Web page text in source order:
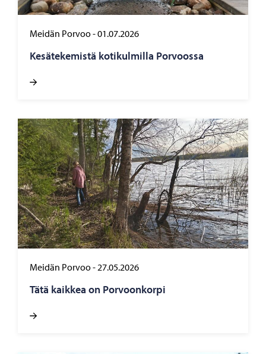
Meidän Porvoo-01.07.2026
Ke­sä­te­ke­mis­tä ko­ti­kul­mil­la Por­voos­sa
Meidän Porvoo-27.05.2026
Tätä kaik­kea on Por­voon­kor­pi